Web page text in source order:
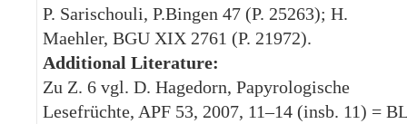
P. Sarischouli, P.Bingen 47 (P. 25263); H.
Maehler, BGU XIX 2761 (P. 21972).
Additional Literature:
Zu Z. 6 vgl. D. Hagedorn, Papyrologische
Lesefrüchte, APF 53, 2007, 11–14 (insb. 11) =